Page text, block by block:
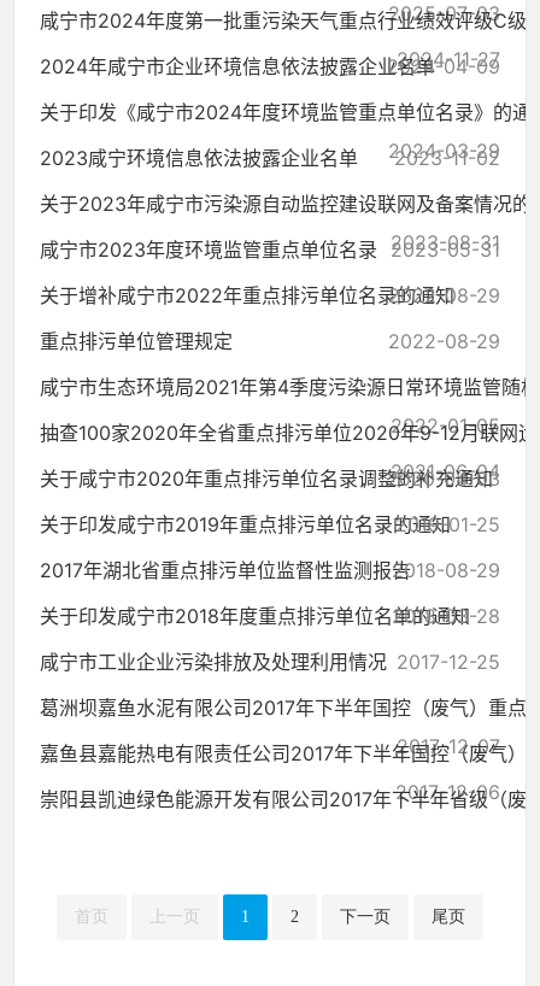
2025-07-03
咸宁市2024年度第一批重污染天气重点行业绩效评级C级
2024-11-27
2024年咸宁市企业环境信息依法披露企业名单2024-04-09
关于印发《咸宁市2024年度环境监管重点单位名录》的通
2024-03-29
2023咸宁环境信息依法披露企业名单
2023-11-02
关于2023年咸宁市污染源自动监控建设联网及备案情况的
2023-08-31
咸宁市2023年度环境监管重点单位名录
2023-05-31
关于增补咸宁市2022年重点排污单位名录的通知
2022-08-29
重点排污单位管理规定
2022-08-29
咸宁市生态环境局2021年第4季度污染源日常环境监管随
2022-01-05
抽查100家2020年全省重点排污单位2020年9-12月联网运
2021-06-04
关于咸宁市2020年重点排污单位名录调整的补充通知
2020-04-03
关于印发咸宁市2019年重点排污单位名录的通知
2019-01-25
2017年湖北省重点排污单位监督性监测报告2018-08-29
关于印发咸宁市2018年度重点排污单位名单的通知
2018-03-28
咸宁市工业企业污染排放及处理利用情况 2017-12-25
葛洲坝嘉鱼水泥有限公司2017年下半年国控（废气）重点...
2017-12-07
嘉鱼县嘉能热电有限责任公司2017年下半年国控（废气）...
2017-12-06
崇阳县凯迪绿色能源开发有限公司2017年下半年省级（废...
首页 上一页 1 2 下一页 尾页